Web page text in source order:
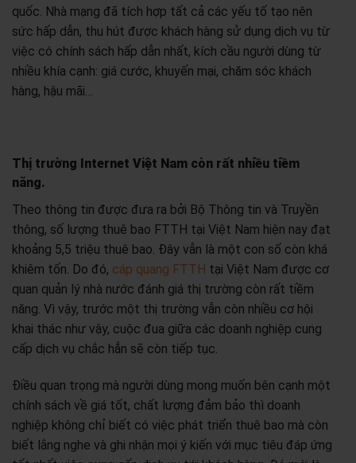
quốc. Nhà mạng đã tích hợp tất cả các yếu tố tạo nên
sức hấp dẫn, thu hút được khách hàng sử dụng dịch vụ từ
việc có chính sách hấp dẫn nhất, kích cầu người dùng từ
nhiều khía cạnh: giá cước, khuyến mại, chăm sóc khách
hàng, hậu mãi…
Thị trường Internet Việt Nam còn rất nhiều tiềm
năng.
Theo thông tin được đưa ra bởi Bộ Thông tin và Truyền
thông, số lượng thuê bao FTTH tại Việt Nam hiện nay đạt
khoảng 5,5 triệu thuê bao. Đây vẫn là một con số còn khá
khiêm tốn. Do đó, cáp quang FTTH tại Việt Nam được cơ
quan quản lý nhà nước đánh giá thị trường còn rất tiềm
năng. Vì vậy, trước một thị trường vẫn còn nhiều cơ hội
khai thác như vậy, cuộc đua giữa các doanh nghiệp cung
cấp dịch vụ chắc hẳn sẽ còn tiếp tục.
Điều quan trọng mà người dùng mong muốn bên cạnh một
chính sách về giá tốt, chất lượng đảm bảo thì doanh
nghiệp không chỉ biết có việc phát triển thuê bao mà còn
biết lắng nghe và ghi nhận mọi ý kiến với mục tiêu đáp ứng